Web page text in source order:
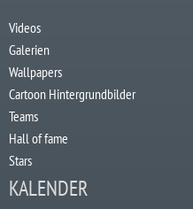
Videos
Galerien
Wallpapers
Cartoon Hintergrundbilder
Teams
Hall of fame
Stars
KALENDER